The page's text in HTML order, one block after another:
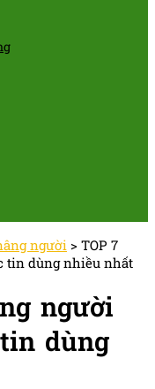
người > TOP 7
tin dùng nhiều nhất
người
dùng